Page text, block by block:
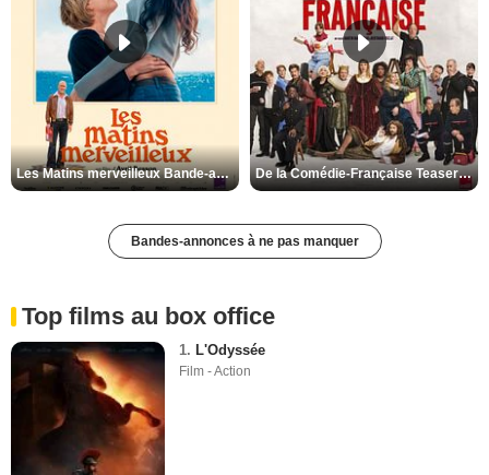
Les Matins merveilleux Bande-annonce VF De la Comédie-Française Teaser VF
Bandes-annonces à ne pas manquer
Top films au box office
1. L'Odyssée
Film - Action